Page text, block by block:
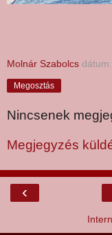
Molnár Szabolcs dátum:
Megosztás
Nincsenek
Megjegyzés
‹